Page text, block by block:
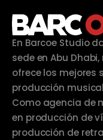
En Barcoe Studio
sede en Abu
ofrece los mejores
producción
Como agencia de
en producción de
producción de